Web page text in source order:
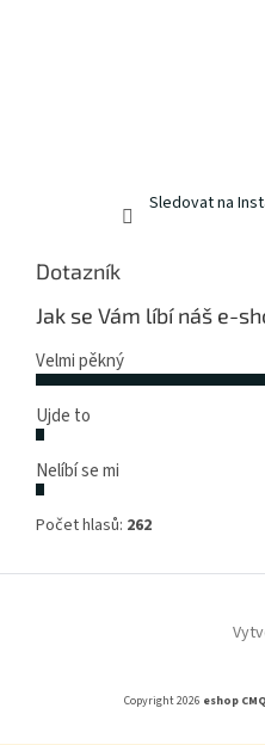
Sledovat na
Dotazník
Jak se Vám líbí náš e-
Velmi pěkný
Ujde to
Nelíbí se mi
Počet hlasů: 262
Copyright 2026 eshop